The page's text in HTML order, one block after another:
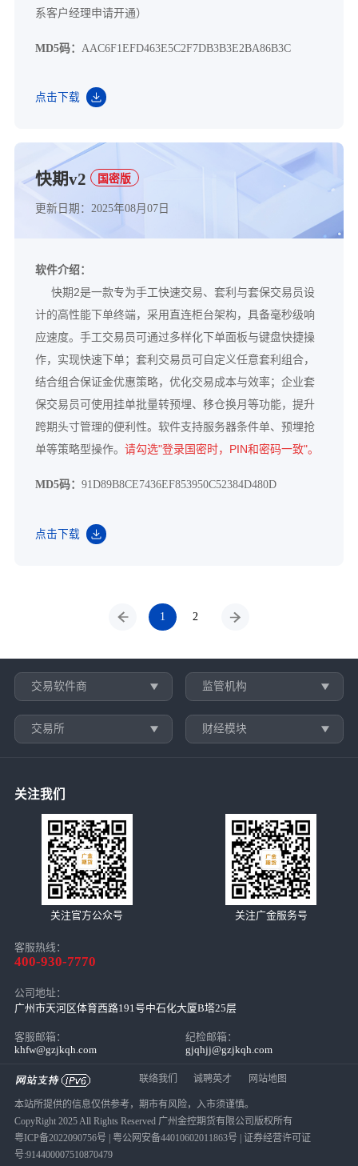
系客户经理申请开通）
MD5码： AAC6F1EFD463E5C2F7DB3B3E2BA86B3C
点击下载
快期v2 国密版
更新日期：2025年08月07日
软件介绍：
快期2是一款专为手工快速交易、套利与套保交易员设
计的高性能下单终端，采用直连柜台架构，具备毫秒级响
应速度。手工交易员可通过多样化下单面板与键盘快捷操
作，实现快速下单；套利交易员可自定义任意套利组合，
结合组合保证金优惠策略，优化交易成本与效率；企业套
保交易员可使用挂单批量转预埋、移仓换月等功能，提升
跨期头寸管理的便利性。软件支持服务器条件单、预埋抢
单等策略型操作。 请勾选"登录国密时，PIN和密码一致"。
MD5码： 91D89B8CE7436EF853950C52384D480D
点击下载
1 2
交易软件商 监管机构
交易所 财经模块
关注我们
关注官方公众号 关注广金服务号
客服热线：
400-930-7770
公司地址：
广州市天河区体育西路191号中石化大厦B塔25层
客服邮箱：
khfw@gzjkqh.com
纪检邮箱：
gjqhjj@gzjkqh.com
联络我们 诚聘英才 网站地图
本站所提供的信息仅供参考，期市有风险，入市须谨慎。
CopyRight 2025 All Rights Reserved 广州金控期货有限公司版权所有
粤ICP备2022090756号| 粤公网安备44010602011863号| 证券经营许可证
号:914400007510870479